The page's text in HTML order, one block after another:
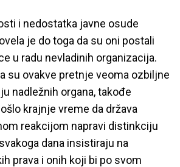
i nedostatka javne osude
je do toga da su oni postali
u radu nevladinih organizacija.
su ovakve pretnje veoma ozbiljne
nadležnih organa, takođe
krajnje vreme da država
reakcijom napravi distinkciju
dana insistiraju na
prava i onih koji bi po svom